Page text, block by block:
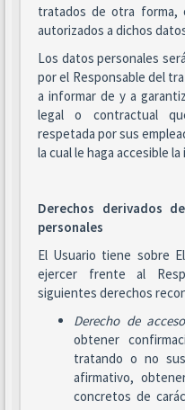
tratados de otra forma,
autorizados a dichos
Los datos personales
por el Responsable del
a informar de y a
legal o contractual
respetada por sus
la cual le haga accesible
Derechos derivados
personales
El Usuario tiene sobre
ejercer frente al
siguientes derechos
Derecho de acceso
obtener
tratando o no
afirmativo,
concretos de